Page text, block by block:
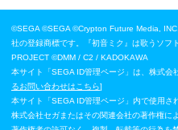
©SEGA ©SEGA ©Crypton Future Media,
社の登録商標です。『初音ミク』は歌うソフ
PROJECT ©DMM / C2 / KADOKAWA
本サイト「SEGA ID管理ページ」は、株式会
るお問い合わせはこちら]
本サイト「SEGA ID管理ページ」内で使用さ
株式会社セガまたはその関連会社の著作権に